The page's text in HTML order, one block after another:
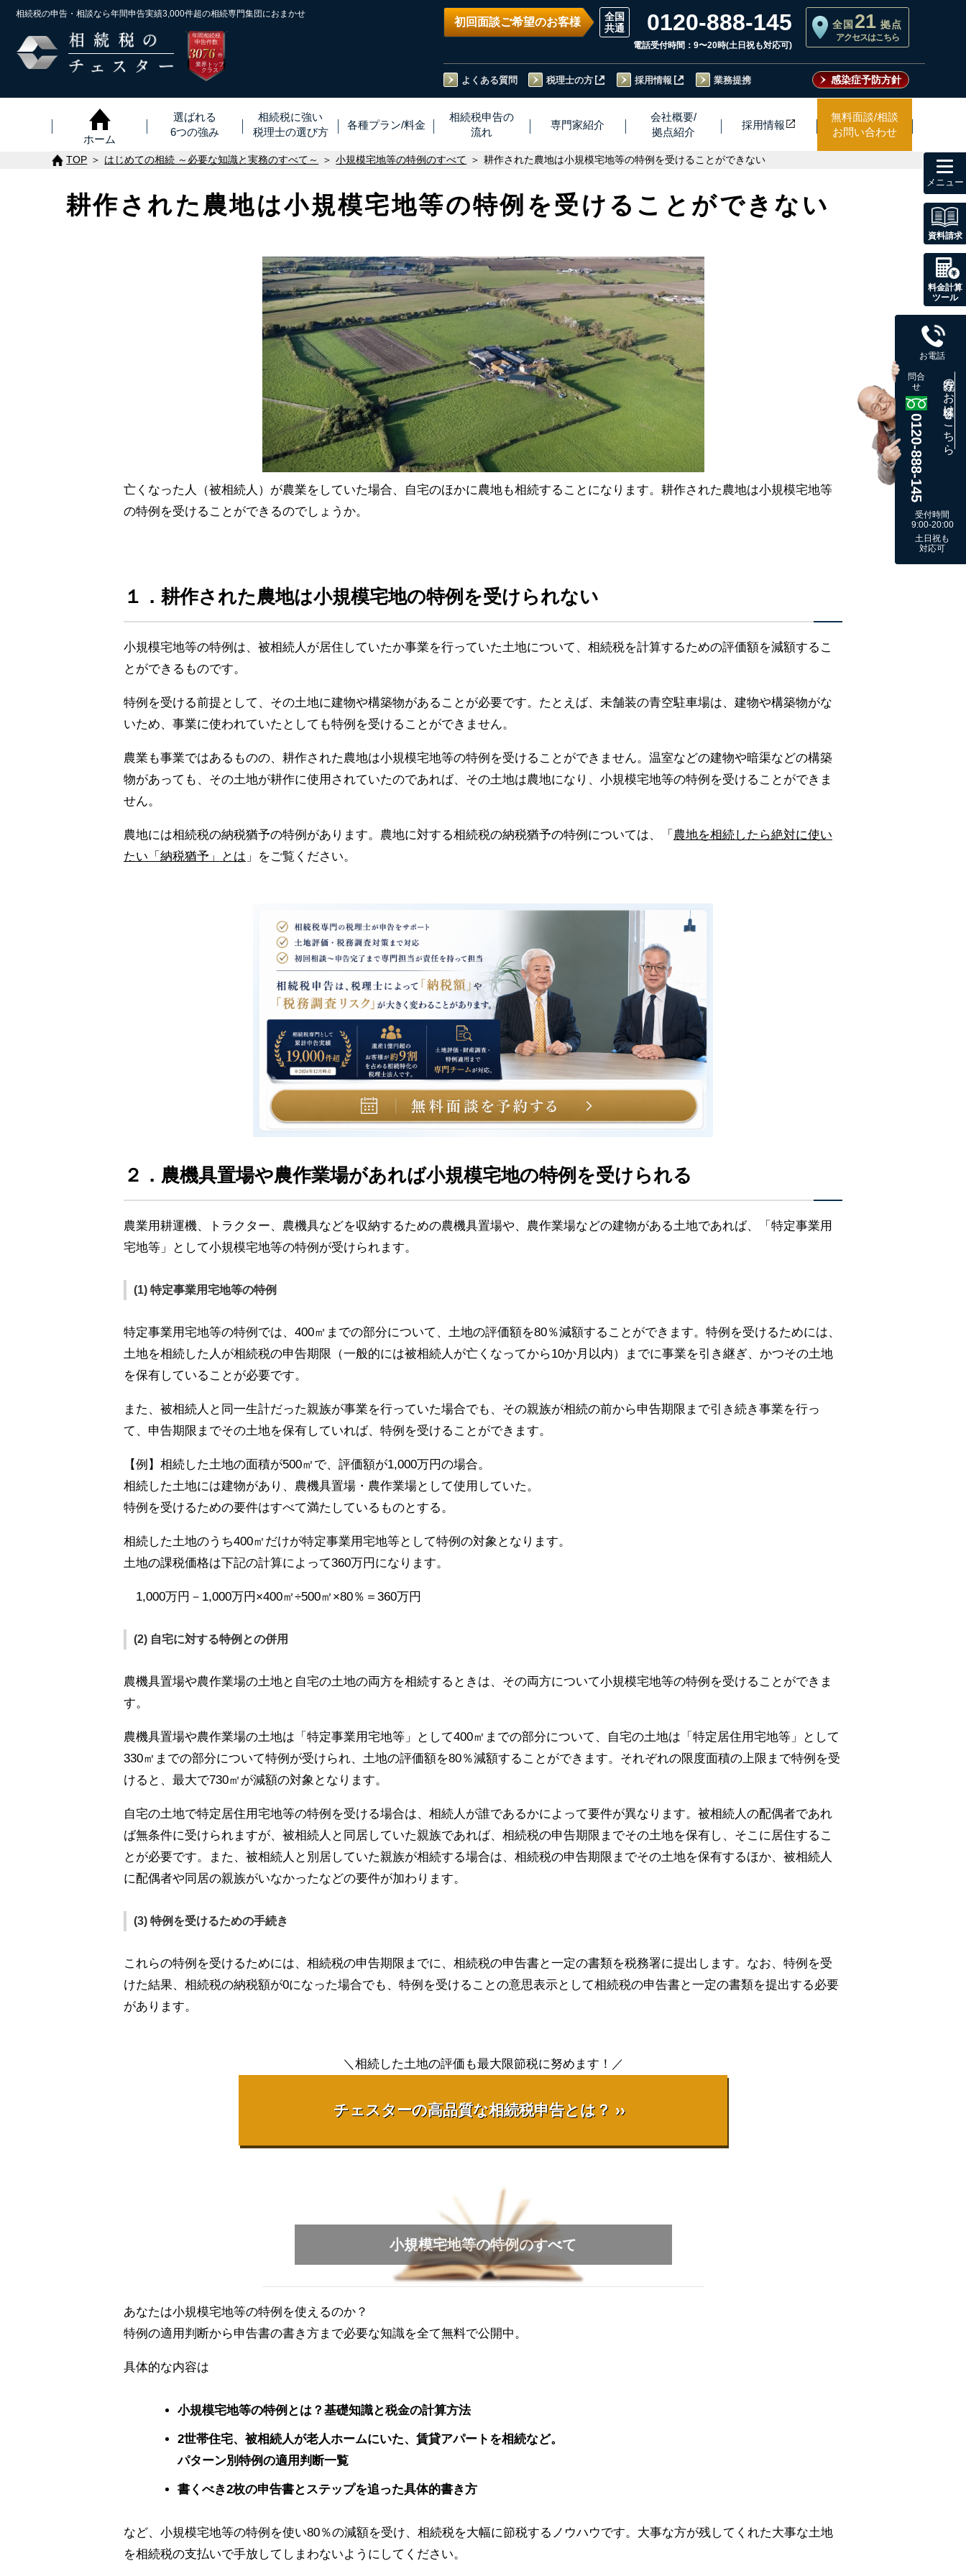
相続税の申告・相談なら年間申告実績3,000件超の相続専門集団におまかせ
年間相続税
申告件数
3076 ※
件
業界トップ
クラス
初回面談ご希望のお客様 0120-888-145
電話受付時間：9〜20時(土日祝も対応可)
全国 21 拠点
アクセスはこちら
よくある質問 税理士の方 採用情報 業務提携 感染症予防方針
ホーム
選ばれる
6つの強み
相続税に強い
税理士の選び方
各種プラン/料金
相続税申告の
流れ
専門家紹介
会社概要/
拠点紹介
採用情報
無料面談/相談
お問い合わせ
TOP はじめての相続 ～必要な知識と実務のすべて～ 小規模宅地等の特例のすべて 耕作された農地は小規模宅地等の特例を受けることができない
耕作された農地は小規模宅地等の特例を受けることができない
亡くなった人（被相続人）が農業をしていた場合、自宅のほかに農地も相続することになります。耕作された農地は小規模宅地等
の特例を受けることができるのでしょうか。
１．耕作された農地は小規模宅地の特例を受けられない
小規模宅地等の特例は、被相続人が居住していたか事業を行っていた土地について、相続税を計算するための評価額を減額するこ
とができるものです。
特例を受ける前提として、その土地に建物や構築物があることが必要です。たとえば、未舗装の青空駐車場は、建物や構築物がな
いため、事業に使われていたとしても特例を受けることができません。
農業も事業ではあるものの、耕作された農地は小規模宅地等の特例を受けることができません。温室などの建物や暗渠などの構築
物があっても、その土地が耕作に使用されていたのであれば、その土地は農地になり、小規模宅地等の特例を受けることができま
せん。
農地には相続税の納税猶予の特例があります。農地に対する相続税の納税猶予の特例については、「 農地を相続したら絶対に使い
たい「納税猶予」とは 」をご覧ください。
２．農機具置場や農作業場があれば小規模宅地の特例を受けられる
農業用耕運機、トラクター、農機具などを収納するための農機具置場や、農作業場などの建物がある土地であれば、「特定事業用
宅地等」として小規模宅地等の特例が受けられます。
(1) 特定事業用宅地等の特例
特定事業用宅地等の特例では、400㎡までの部分について、土地の評価額を80％減額することができます。特例を受けるためには、
土地を相続した人が相続税の申告期限（一般的には被相続人が亡くなってから10か月以内）までに事業を引き継ぎ、かつその土地
を保有していることが必要です。
また、被相続人と同一生計だった親族が事業を行っていた場合でも、その親族が相続の前から申告期限まで引き続き事業を行っ
て、申告期限までその土地を保有していれば、特例を受けることができます。
【例】相続した土地の面積が500㎡で、評価額が1,000万円の場合。
相続した土地には建物があり、農機具置場・農作業場として使用していた。
特例を受けるための要件はすべて満たしているものとする。
相続した土地のうち400㎡だけが特定事業用宅地等として特例の対象となります。
土地の課税価格は下記の計算によって360万円になります。
1,000万円－1,000万円×400㎡÷500㎡×80％＝360万円
(2) 自宅に対する特例との併用
農機具置場や農作業場の土地と自宅の土地の両方を相続するときは、その両方について小規模宅地等の特例を受けることができま
す。
農機具置場や農作業場の土地は「特定事業用宅地等」として400㎡までの部分について、自宅の土地は「特定居住用宅地等」として
330㎡までの部分について特例が受けられ、土地の評価額を80％減額することができます。それぞれの限度面積の上限まで特例を受
けると、最大で730㎡が減額の対象となります。
自宅の土地で特定居住用宅地等の特例を受ける場合は、相続人が誰であるかによって要件が異なります。被相続人の配偶者であれ
ば無条件に受けられますが、被相続人と同居していた親族であれば、相続税の申告期限までその土地を保有し、そこに居住するこ
とが必要です。また、被相続人と別居していた親族が相続する場合は、相続税の申告期限までその土地を保有するほか、被相続人
に配偶者や同居の親族がいなかったなどの要件が加わります。
(3) 特例を受けるための手続き
これらの特例を受けるためには、相続税の申告期限までに、相続税の申告書と一定の書類を税務署に提出します。なお、特例を受
けた結果、相続税の納税額が0になった場合でも、特例を受けることの意思表示として相続税の申告書と一定の書類を提出する必要
があります。
＼相続した土地の評価も最大限節税に努めます！／
チェスターの高品質な相続税申告とは？ ››
小規模宅地等の特例のすべて
あなたは小規模宅地等の特例を使えるのか？
特例の適用判断から申告書の書き方まで必要な知識を全て無料で公開中。
具体的な内容は
小規模宅地等の特例とは？基礎知識と税金の計算方法
2世帯住宅、被相続人が老人ホームにいた、賃貸アパートを相続など。
パターン別特例の適用判断一覧
書くべき2枚の申告書とステップを追った具体的書き方
など、小規模宅地等の特例を使い80％の減額を受け、相続税を大幅に節税するノウハウです。大事な方が残してくれた大事な土地
を相続税の支払いで手放してしまわないようにしてください。
資料請求
料金計算
ツール
お電話
問合
せ
0120-888-145
既存のお客様はこちら
受付時間
9:00-20:00
土日祝も
対応可